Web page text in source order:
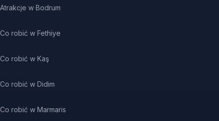
Atrakcje w Bodrum
Co robić w Fethiye
Co robić w Kaş
Co robić w Didim
Co robić w Marmaris